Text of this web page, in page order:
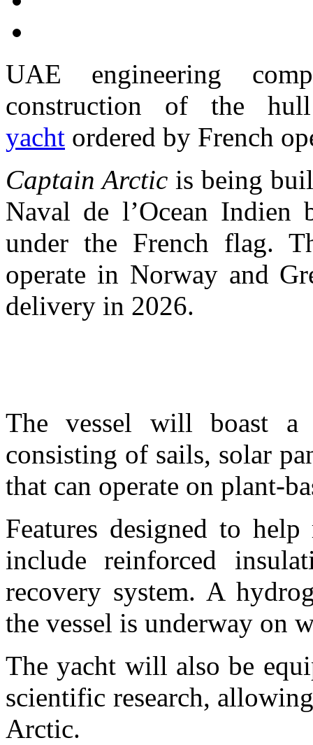
UAE engineering
construction of the
yacht ordered by French
Captain Arcticis being
Naval de l’Ocean
under the French flag.
operate in Norway and
delivery in 2026.
The vessel will boast a
consisting of sails, solar
that can operate on plant-
Features designed to
include reinforced
recovery system. A
the vessel is underway on
The yacht will also be
scientific research,
Arctic.